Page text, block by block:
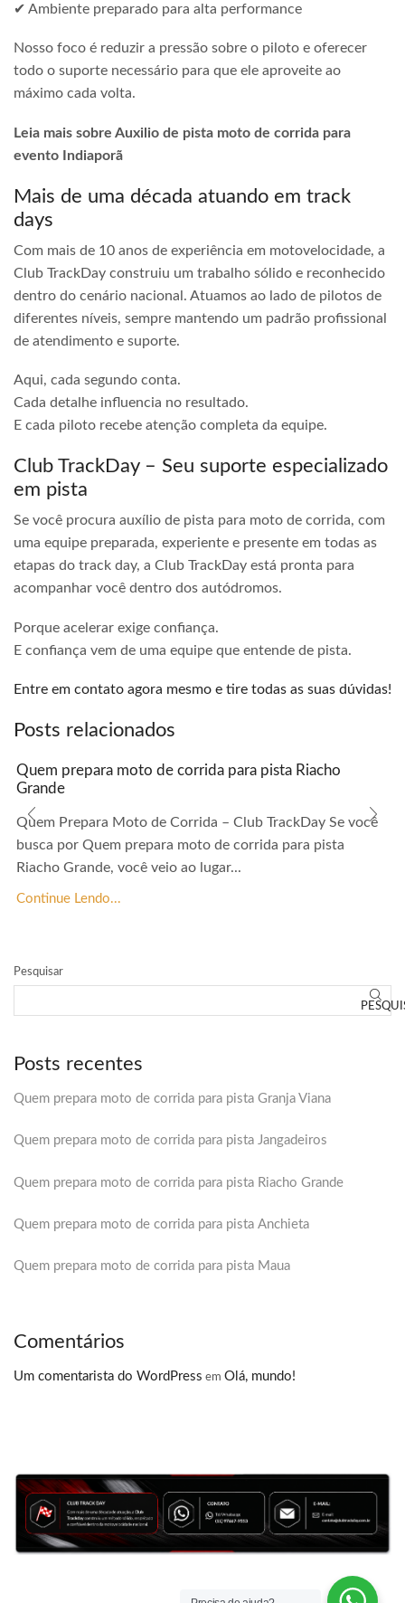
✔ Ambiente preparado para alta performance
Nosso foco é reduzir a pressão sobre o piloto e oferecer
todo o suporte necessário para que ele aproveite ao
máximo cada volta.
Leia mais sobre Auxilio de pista moto de corrida para
evento Indiaporã
Mais de uma década atuando em track
days
Com mais de 10 anos de experiência em motovelocidade, a
Club TrackDay construiu um trabalho sólido e reconhecido
dentro do cenário nacional. Atuamos ao lado de pilotos de
diferentes níveis, sempre mantendo um padrão profissional
de atendimento e suporte.
Aqui, cada segundo conta.
Cada detalhe influencia no resultado.
E cada piloto recebe atenção completa da equipe.
Club TrackDay – Seu suporte especializado
em pista
Se você procura auxílio de pista para moto de corrida, com
uma equipe preparada, experiente e presente em todas as
etapas do track day, a Club TrackDay está pronta para
acompanhar você dentro dos autódromos.
Porque acelerar exige confiança.
E confiança vem de uma equipe que entende de pista.
Entre em contato agora mesmo e tire todas as suas dúvidas!
Posts relacionados
Quem prepara moto de corrida para pista Riacho
Grande
Quem Prepara Moto de Corrida – Club TrackDay Se você
busca por Quem prepara moto de corrida para pista
Riacho Grande, você veio ao lugar...
Continue Lendo...
Pesquisar
Posts recentes
Quem prepara moto de corrida para pista Granja Viana
Quem prepara moto de corrida para pista Jangadeiros
Quem prepara moto de corrida para pista Riacho Grande
Quem prepara moto de corrida para pista Anchieta
Quem prepara moto de corrida para pista Maua
Comentários
Um comentarista do WordPress em Olá, mundo!